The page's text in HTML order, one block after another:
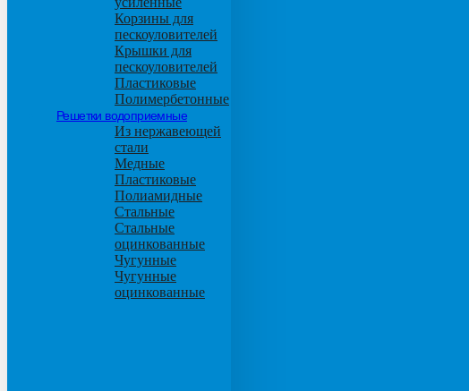
Корзины для
пескоуловителей
Крышки для
пескоуловителей
Пластиковые
Полимербетонные
Решетки водоприемные
Из нержавеющей
стали
Медные
Пластиковые
Полиамидные
Стальные
Стальные
оцинкованные
Чугунные
Чугунные
оцинкованные